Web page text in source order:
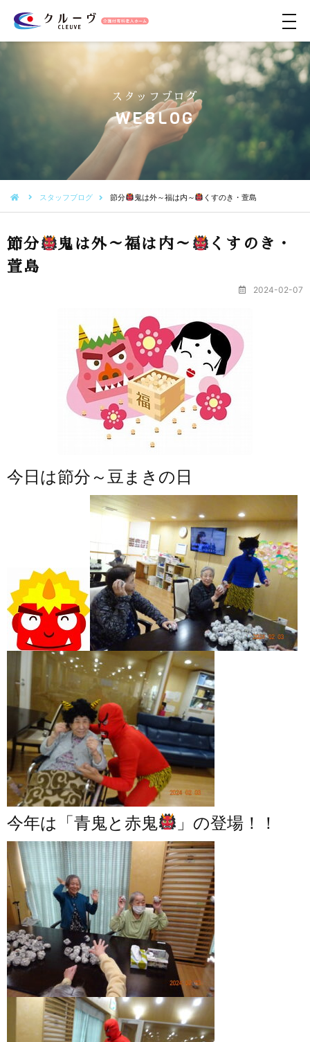
メ
ュ
ー
スタッフブログ
WEBLOG
スタッフブログ 節分 鬼は外～福は内～ くすのき・萱島
節分 鬼は外～福は内～
くすのき・
萱島
2024-02-07
今日は節分～豆まきの日
今年は「青鬼と赤鬼 」の登場！！